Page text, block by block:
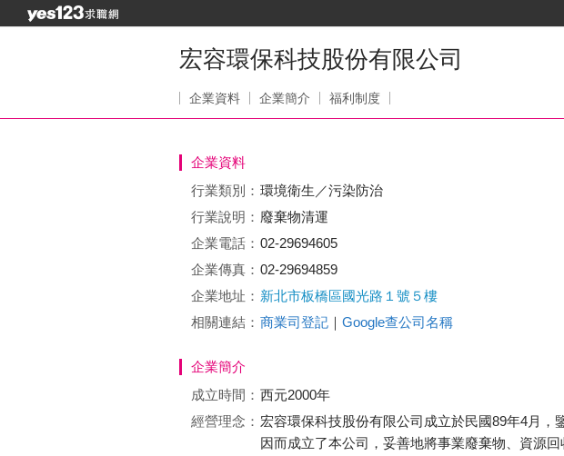
宏容環保科技股份有限公司
企業資料 企業簡介 福利制度
企業資料
行業類別： 環境衛生／污染防治
行業說明： 廢棄物清運
企業電話： 02-29694605
企業傳真： 02-29694859
企業地址： 新北市板橋區國光路１號５樓
相關連結： 商業司登記 ｜ Google查公司名稱
企業簡介
成立時間： 西元2000年
經營理念： 宏容環保科技股份有限公司成立於民國89年4月，
因而成立了本公司，妥善地將事業廢棄物、資源